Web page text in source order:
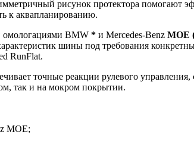
рисунок протектора помогают
к аквапланированию.
омологациями BMW * и Mercedes-Benz MOE
шины под требования
RunFlat.
точные реакции рулевого управления,
так и на мокром покрытии.
MOE;